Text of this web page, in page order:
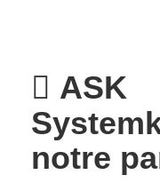
ASK
notre